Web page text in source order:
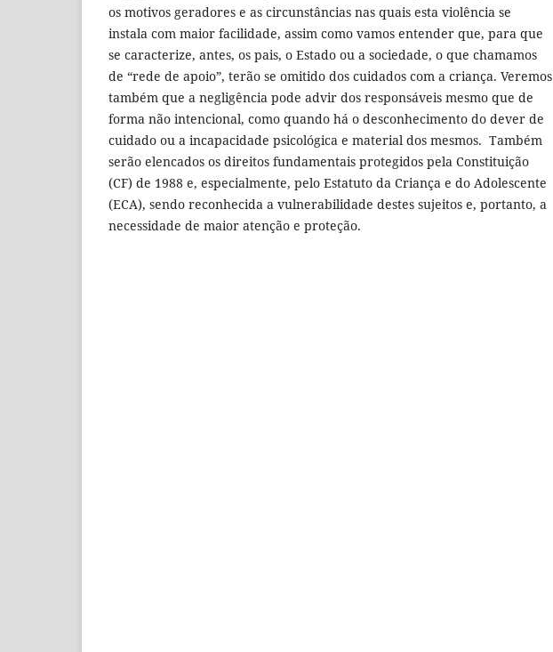
os motivos geradores e as circunstâncias nas quais esta violência se
instala com maior facilidade, assim como vamos entender que, para que
se caracterize, antes, os pais, o Estado ou a sociedade, o que chamamos
de “rede de apoio”, terão se omitido dos cuidados com a criança. Veremos
também que a negligência pode advir dos responsáveis mesmo que de
forma não intencional, como quando há o desconhecimento do dever de
cuidado ou a incapacidade psicológica e material dos mesmos. Também
serão elencados os direitos fundamentais protegidos pela Constituição
(CF) de 1988 e, especialmente, pelo Estatuto da Criança e do Adolescente
(ECA), sendo reconhecida a vulnerabilidade destes sujeitos e, portanto, a
necessidade de maior atenção e proteção.